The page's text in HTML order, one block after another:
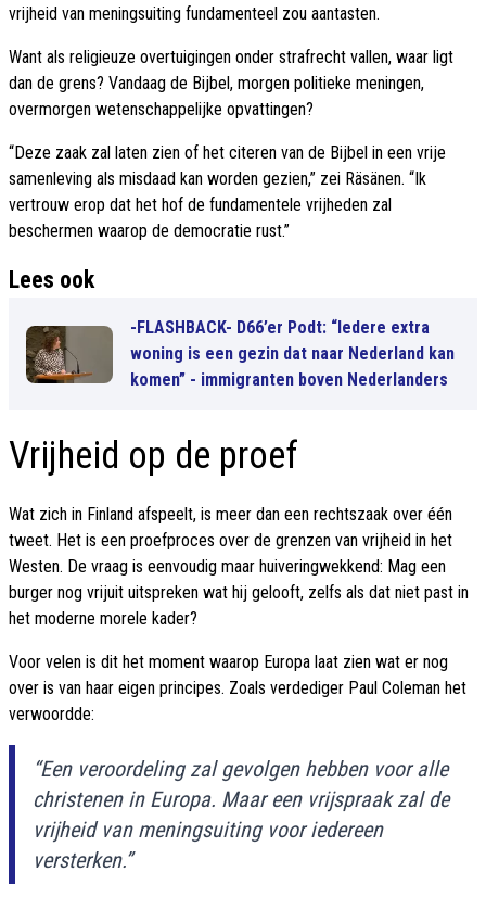
vrijheid van meningsuiting fundamenteel zou aantasten.
Want als religieuze overtuigingen onder strafrecht vallen, waar ligt
dan de grens? Vandaag de Bijbel, morgen politieke meningen,
overmorgen wetenschappelijke opvattingen?
“Deze zaak zal laten zien of het citeren van de Bijbel in een vrije
samenleving als misdaad kan worden gezien,” zei Räsänen. “Ik
vertrouw erop dat het hof de fundamentele vrijheden zal
beschermen waarop de democratie rust.”
Lees ook
-FLASHBACK- D66’er Podt: “Iedere extra
woning is een gezin dat naar Nederland kan
komen” - immigranten boven Nederlanders
Vrijheid op de proef
Wat zich in Finland afspeelt, is meer dan een rechtszaak over één
tweet. Het is een proefproces over de grenzen van vrijheid in het
Westen. De vraag is eenvoudig maar huiveringwekkend: Mag een
burger nog vrijuit uitspreken wat hij gelooft, zelfs als dat niet past in
het moderne morele kader?
Voor velen is dit het moment waarop Europa laat zien wat er nog
over is van haar eigen principes. Zoals verdediger Paul Coleman het
verwoordde:
“Een veroordeling zal gevolgen hebben voor alle
christenen in Europa. Maar een vrijspraak zal de
vrijheid van meningsuiting voor iedereen
versterken.”